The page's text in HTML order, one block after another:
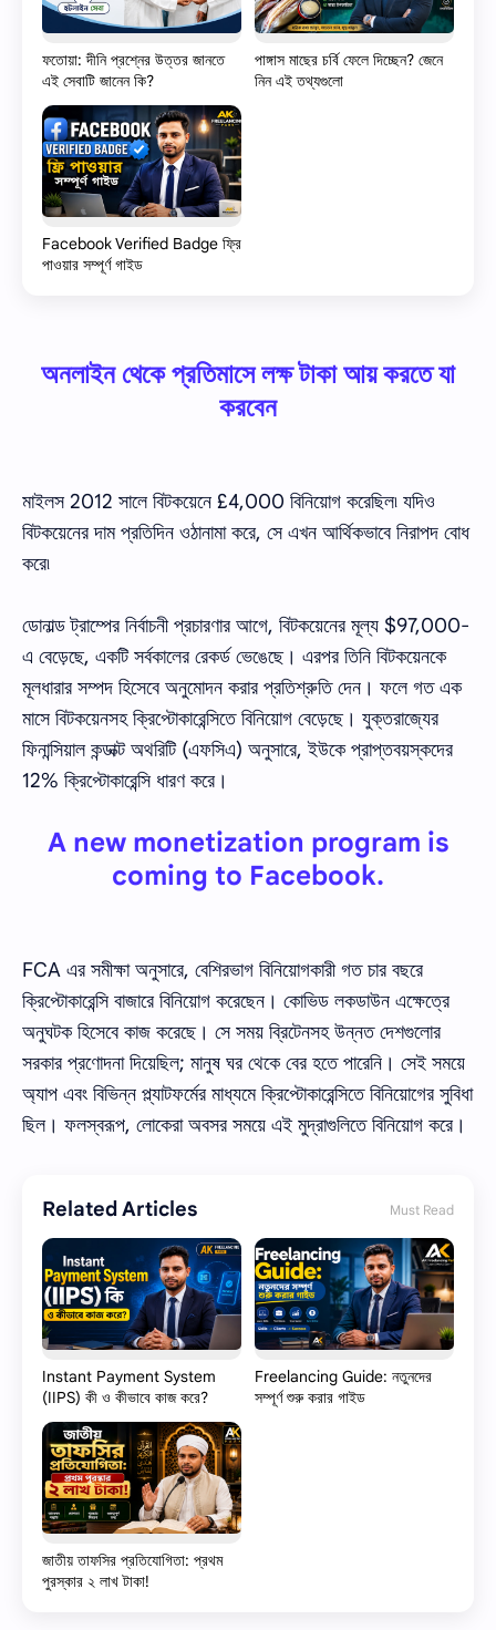
ফতোয়া: দীনি প্রশ্নের উত্তর জানতে
এই সেবাটি জানেন কি?
পাঙ্গাস মাছের চর্বি ফেলে দিচ্ছেন? জেনে
নিন এই তথ্যগুলো
Facebook Verified Badge ফ্রি
পাওয়ার সম্পূর্ণ গাইড
অনলাইন থেকে প্রতিমাসে লক্ষ টাকা আয় করতে যা
করবেন
মাইলস 2012 সালে বিটকয়েনে £4,000 বিনিয়োগ করেছিল৷ যদিও
বিটকয়েনের দাম প্রতিদিন ওঠানামা করে, সে এখন আর্থিকভাবে নিরাপদ বোধ
করে৷
ডোনাল্ড ট্রাম্পের নির্বাচনী প্রচারণার আগে, বিটকয়েনের মূল্য $97,000-
এ বেড়েছে, একটি সর্বকালের রেকর্ড ভেঙেছে। এরপর তিনি বিটকয়েনকে
মূলধারার সম্পদ হিসেবে অনুমোদন করার প্রতিশ্রুতি দেন। ফলে গত এক
মাসে বিটকয়েনসহ ক্রিপ্টোকারেন্সিতে বিনিয়োগ বেড়েছে। যুক্তরাজ্যের
ফিনান্সিয়াল কন্ডাক্ট অথরিটি (এফসিএ) অনুসারে, ইউকে প্রাপ্তবয়স্কদের
12% ক্রিপ্টোকারেন্সি ধারণ করে।
A new monetization program is
coming to Facebook.
FCA এর সমীক্ষা অনুসারে, বেশিরভাগ বিনিয়োগকারী গত চার বছরে
ক্রিপ্টোকারেন্সি বাজারে বিনিয়োগ করেছেন। কোভিড লকডাউন এক্ষেত্রে
অনুঘটক হিসেবে কাজ করেছে। সে সময় ব্রিটেনসহ উন্নত দেশগুলোর
সরকার প্রণোদনা দিয়েছিল; মানুষ ঘর থেকে বের হতে পারেনি। সেই সময়ে
অ্যাপ এবং বিভিন্ন প্ল্যাটফর্মের মাধ্যমে ক্রিপ্টোকারেন্সিতে বিনিয়োগের সুবিধা
ছিল। ফলস্বরূপ, লোকেরা অবসর সময়ে এই মুদ্রাগুলিতে বিনিয়োগ করে।
Related Articles Must Read
Instant Payment System
(IIPS) কী ও কীভাবে কাজ করে?
Freelancing Guide: নতুনদের
সম্পূর্ণ শুরু করার গাইড
জাতীয় তাফসির প্রতিযোগিতা: প্রথম
পুরস্কার ২ লাখ টাকা!